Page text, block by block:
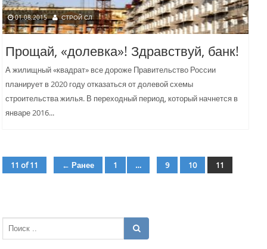
01.08.2015 СТРОЙ СЛ
Прощай, «долевка»! Здравствуй, банк!
А жилищный «квадрат» все дороже Правительство России
планирует в 2020 году отказаться от долевой схемы
строительства жилья. В переходный период, который начнется в
январе 2016...
11 of 11 ← Ранее страница
1 … страница
9 страница
10 11